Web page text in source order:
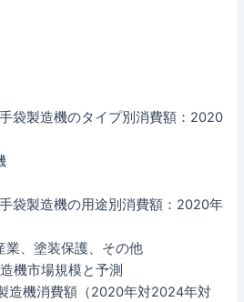
袋製造機のタイプ別消費額：2020
袋製造機の用途別消費額：2020年
業、塗装保護、その他
機市場規模と予測
造機消費額（2020年対2024年対